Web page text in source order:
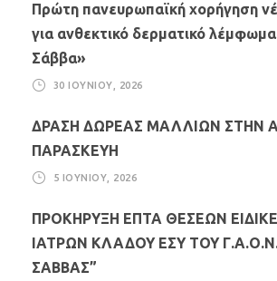
Πρώτη πανευρωπαϊκή χορήγηση
για ανθεκτικό δερματικό
Σάββα»
30 ΙΟΥΝΊΟΥ, 2026
ΔΡΑΣΗ ΔΩΡΕΑΣ ΜΑΛΛΙΩΝ ΣΤΗΝ
ΠΑΡΑΣΚΕΥΗ
5 ΙΟΥΝΊΟΥ, 2026
ΠΡΟΚΗΡΥΞΗ ΕΠΤΑ ΘΕΣΕΩΝ
ΙΑΤΡΩΝ ΚΛΑΔΟΥ ΕΣΥ ΤΟΥ
ΣΑΒΒΑΣ”